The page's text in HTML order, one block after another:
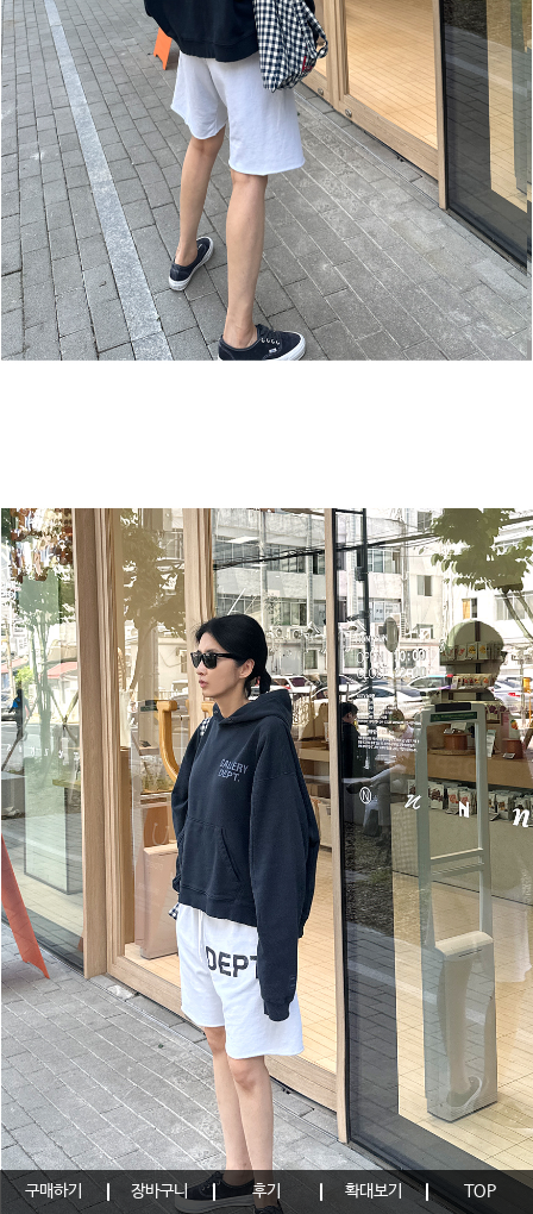
구매하기 장바구니 후기 확대보기 TOP